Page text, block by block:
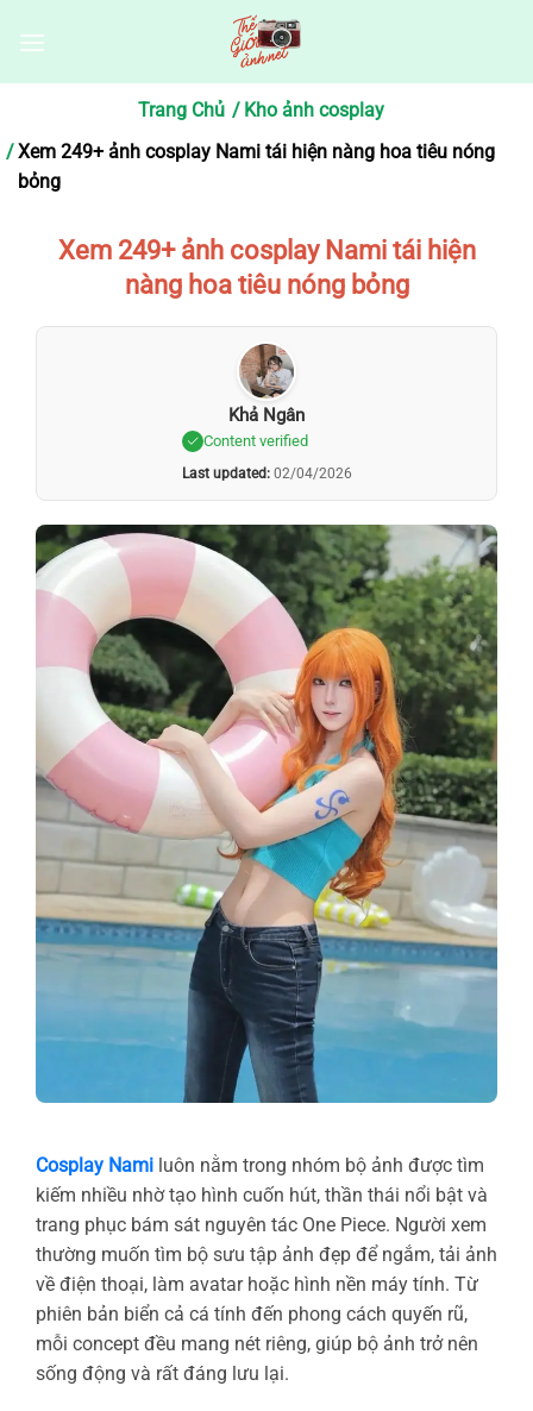
qua
Trang Chủ
Kho ảnh cosplay
Xem 249+ ảnh cosplay Nami tái hiện nàng hoa tiêu nóng
bỏng
Xem 249+ ảnh cosplay Nami tái hiện
nàng hoa tiêu nóng bỏng
Khả Ngân
Content verified
Last updated:02/04/2026
Cosplay Namiluôn nằm trong nhóm bộ ảnh được tìm
kiếm nhiều nhờ tạo hình cuốn hút, thần thái nổi bật và
trang phục bám sát nguyên tác One Piece. Người xem
thường muốn tìm bộ sưu tập ảnh đẹp để ngắm, tải ảnh
về điện thoại, làm avatar hoặc hình nền máy tính. Từ
phiên bản biển cả cá tính đến phong cách quyến rũ,
mỗi concept đều mang nét riêng, giúp bộ ảnh trở nên
sống động và rất đáng lưu lại.